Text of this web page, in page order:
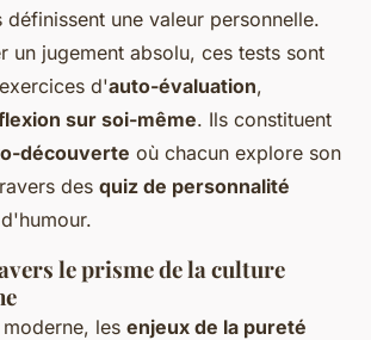
une valeur personnelle.
un jugement absolu, ces tests sont
d'auto-évaluation,
sur soi-même. Ils constituent
découverte où chacun explore son
des quiz de personnalité
le prisme de la culture
les enjeux de la pureté